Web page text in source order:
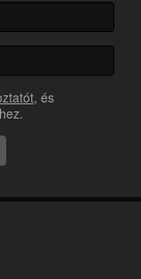
, és